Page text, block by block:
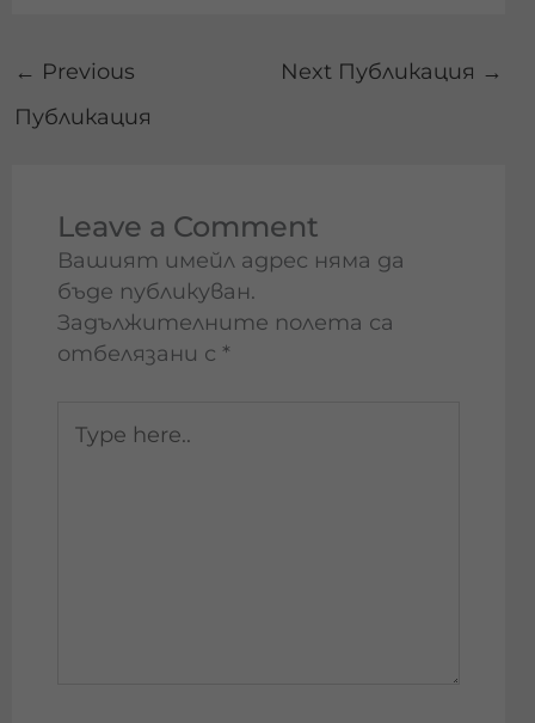
← Previous
Публикация
Next Публикация →
Leave a Comment
Вашият имейл адрес няма да
бъде публикуван.
Задължителните полета са
отбелязани с *
here..